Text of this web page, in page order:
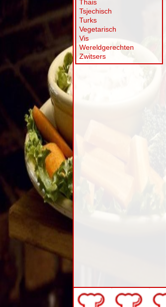
Thais
Tsjechisch
Turks
Vegetarisch
Vis
Wereldgerechten
Zwitsers